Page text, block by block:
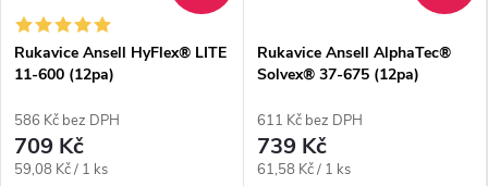
Rukavice Ansell HyFlex® LITE
11-600 (12pa)
586 Kč bez DPH
709 Kč
Měrná
59,08 Kč / 1 ks
Rukavice Ansell AlphaTec®
Solvex® 37-675 (12pa)
611 Kč bez DPH
739 Kč
Měrná
61,58 Kč / 1 ks